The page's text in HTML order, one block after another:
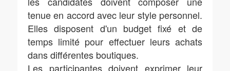
tenue en accord avec leur style personnel.
Elles disposent d'un budget fixé et de
temps limité pour effectuer leurs achats
dans différentes boutiques.
Les participantes doivent exprimer leur